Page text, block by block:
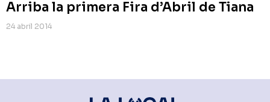
Arriba la primera Fira d’Abril de Tiana
24 abril 2014